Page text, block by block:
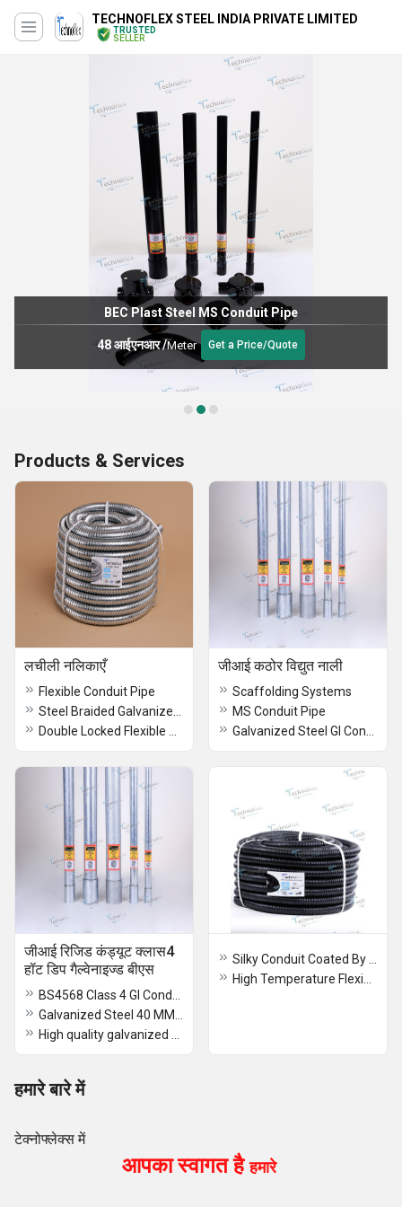
TECHNOFLEX STEEL INDIA PRIVATE LIMITED
TRUSTED
SELLER
High quality galvanized BS Conduit pipe cable conduit
Get a Price/Quote
Products & Services
लचीली नलिकाएँ
Flexible Conduit Pipe
जीआई कठोर विद्युत नाली
Scaffolding Systems
MS Conduit Pipe
जीआई रिजिड कंड्यूट क्लास4
हॉट डिप गैल्वेनाइज्ड बीएस
हमारे बारे में
टेक्नोफ्लेक्स में
आपका स्वागत हैहमारे